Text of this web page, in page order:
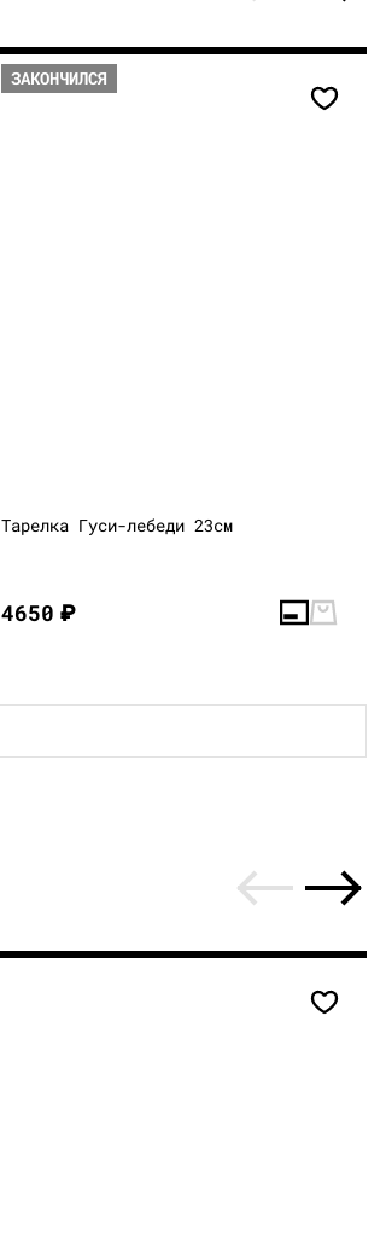
ЗАКОНЧИЛСЯ
Тарелка Гуси-лебеди 23см
4650₽